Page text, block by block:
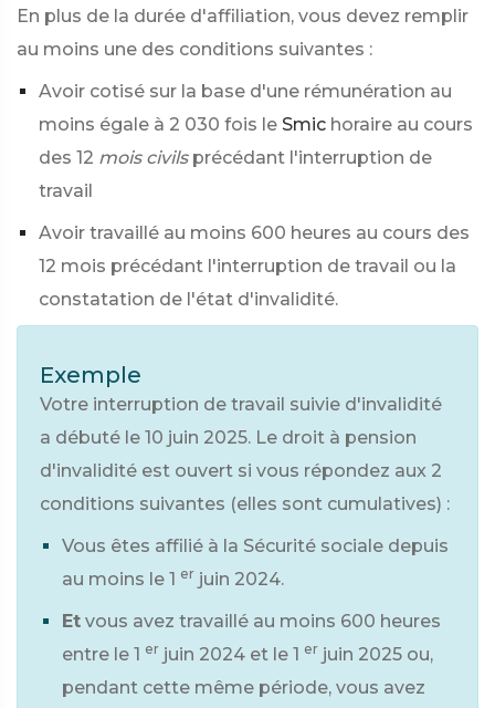
En plus de la durée d'affiliation, vous devez remplir
au moins une des conditions suivantes :
Avoir cotisé sur la base d'une rémunération au
moins égale à 2 030 fois le Smic horaire au cours
des 12 mois civils précédant l'interruption de
travail
Avoir travaillé au moins 600 heures au cours des
12 mois précédant l'interruption de travail ou la
constatation de l'état d'invalidité.
Exemple
Votre interruption de travail suivie d'invalidité
a débuté le 10 juin 2025. Le droit à pension
d'invalidité est ouvert si vous répondez aux 2
conditions suivantes (elles sont cumulatives) :
Vous êtes affilié à la Sécurité sociale depuis
au moins le 1 er juin 2024.
Et vous avez travaillé au moins 600 heures
entre le 1 er juin 2024 et le 1 er juin 2025 ou,
pendant cette même période, vous avez